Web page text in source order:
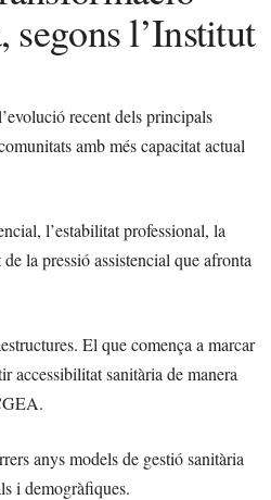
segons l’Institut
recent dels principals
amb més capacitat actual
l’estabilitat professional, la
la pressió assistencial que afronta
El que comença a marcar
accessibilitat sanitària de manera
anys models de gestió sanitària
i demogràfiques.